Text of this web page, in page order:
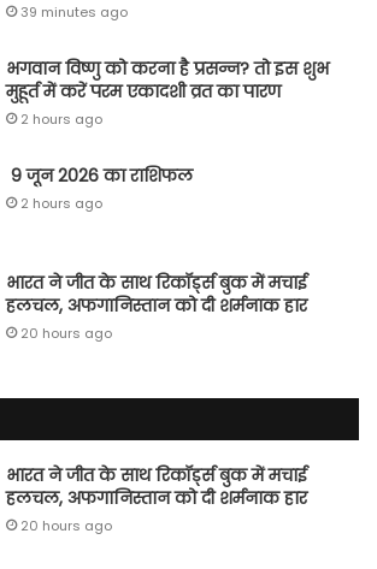
39 minutes ago
भगवान विष्णु को करना है प्रसन्न? तो इस शुभ
मुहूर्त में करें परम एकादशी व्रत का पारण
2 hours ago
9 जून 2026 का राशिफल
2 hours ago
भारत ने जीत के साथ रिकॉर्ड्स बुक में मचाई
हलचल, अफगानिस्तान को दी शर्मनाक हार
20 hours ago
भारत ने जीत के साथ रिकॉर्ड्स बुक में मचाई
हलचल, अफगानिस्तान को दी शर्मनाक हार
20 hours ago